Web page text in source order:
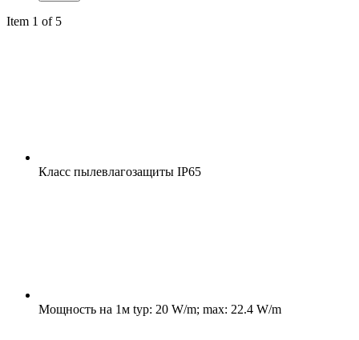
Item 1 of 5
Класс пылевлагозащиты IP65
Мощность на 1м typ: 20 W/m; max: 22.4 W/m